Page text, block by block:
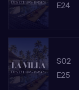
E24
S02
E25